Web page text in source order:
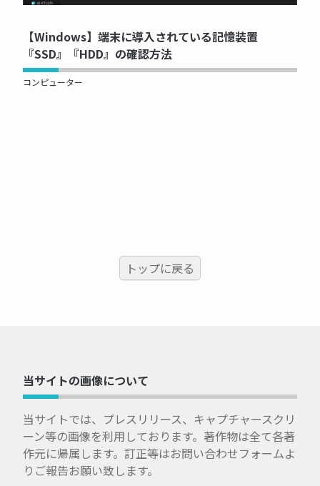
【Windows】端末に導入されている記憶装置
『SSD』『HDD』の確認方法
コンピューター
トップに戻る
当サイトの画像について
当サイトでは、プレスリリース、キャプチャースクリ
ーン等の画像を利用しております。著作物は全て各著
作元に帰属します。訂正等はお問い合わせフォームよ
りご報告お願い致します。